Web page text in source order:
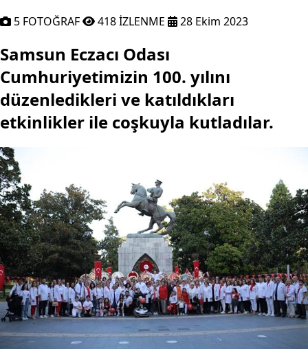
5 FOTOĞRAF 418 İZLENME 28 Ekim 2023
Samsun Eczacı Odası
Cumhuriyetimizin 100. yılını
düzenledikleri ve katıldıkları
etkinlikler ile coşkuyla kutladılar.